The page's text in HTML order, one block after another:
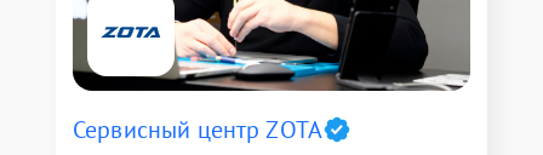
Сервисный центр ZOTA